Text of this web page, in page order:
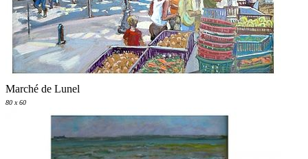
Marché de Lunel
80 x 60